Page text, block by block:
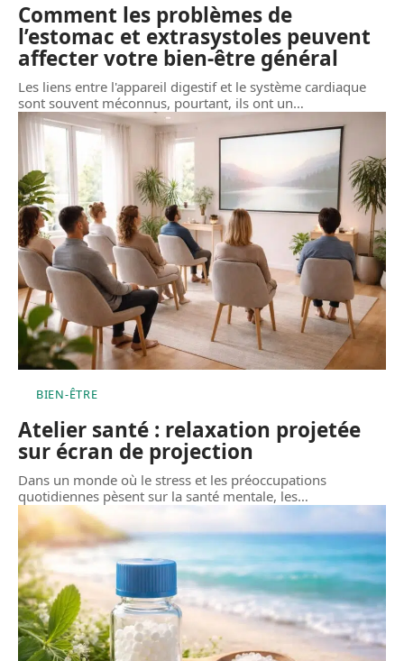
Comment les problèmes de
l’estomac et extrasystoles peuvent
affecter votre bien-être général
Les liens entre l'appareil digestif et le système cardiaque
sont souvent méconnus, pourtant, ils ont un…
BIEN-ÊTRE
Atelier santé : relaxation projetée
sur écran de projection
Dans un monde où le stress et les préoccupations
quotidiennes pèsent sur la santé mentale, les…